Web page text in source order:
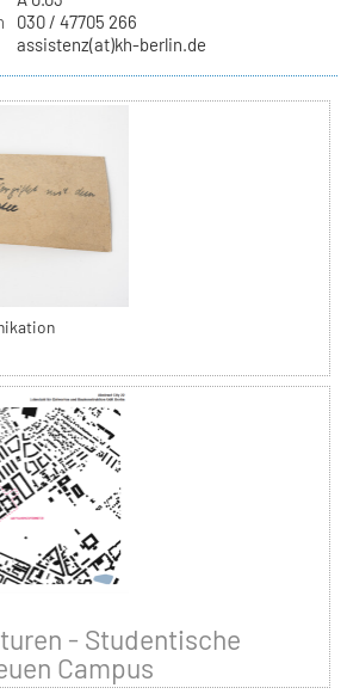
030 / 47705 266
assistenz(at)kh-berlin.de
- Studentische
Campus